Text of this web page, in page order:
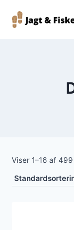
Viser 1–16 af